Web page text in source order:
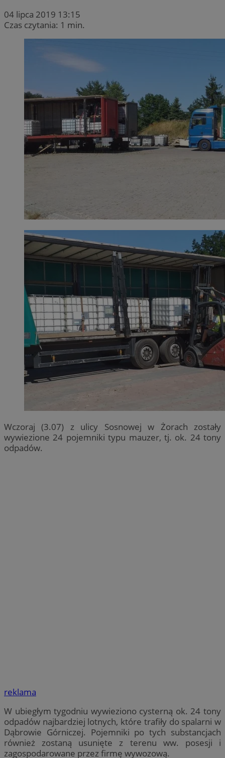
04 lipca 2019 13:15
Czas czytania: 1 min.
Wczoraj (3.07) z ulicy Sosnowej w Żorach zostały
wywiezione 24 pojemniki typu mauzer, tj. ok. 24 tony
odpadów.
reklama
W ubiegłym tygodniu wywieziono cysterną ok. 24 tony
odpadów najbardziej lotnych, które trafiły do spalarni w
Dąbrowie Górniczej. Pojemniki po tych substancjach
również zostaną usunięte z terenu ww. posesji i
zagospodarowane przez firmę wywozową.